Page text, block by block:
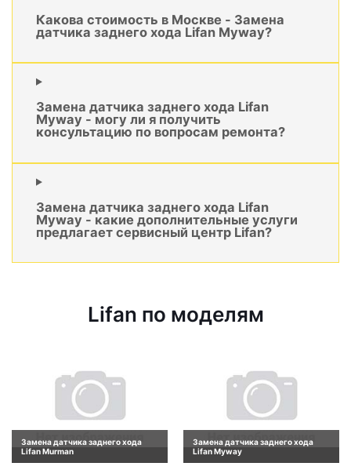
Какова стоимость в Москве - Замена
датчика заднего хода Lifan Myway?
Замена датчика заднего хода Lifan
Myway - могу ли я получить
консультацию по вопросам ремонта?
Замена датчика заднего хода Lifan
Myway - какие дополнительные услуги
предлагает сервисный центр Lifan?
Lifan по моделям
Замена датчика заднего хода
Lifan Murman
Замена датчика заднего хода
Lifan Myway